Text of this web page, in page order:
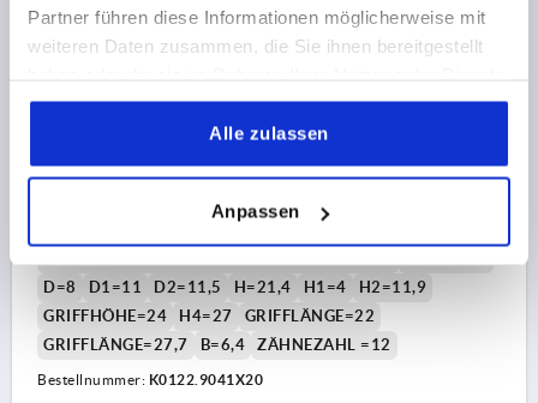
Partner führen diese Informationen möglicherweise mit
weiteren Daten zusammen, die Sie ihnen bereitgestellt
gesammelt haben.
Alle zulassen
Anpassen
KLEMMHEBEL GR.9 M04X20, ZINK SCHWARZ RAL9005
GEWINDELÄNGE=20
D=8
D1=11 D2=11,5 H=21,4 H1=4
H2=11,9
GRIFFHÖHE=24
H4=27
GRIFFLÄNGE=22
GRIFFLÄNGE=27,7
B=6,4 ZÄHNEZAHL =12
Bestellnummer: K0122.9041X20